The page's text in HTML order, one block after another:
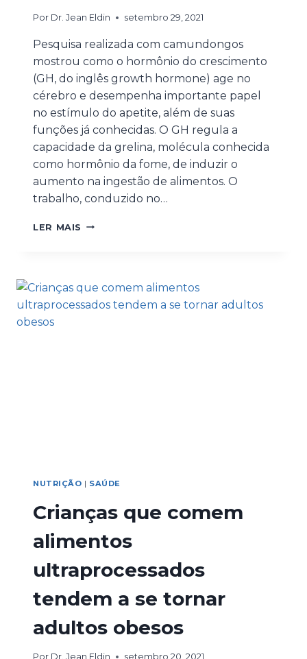
Por Dr. Jean Eldin setembro 29, 2021
Pesquisa realizada com camundongos
mostrou como o hormônio do crescimento
(GH, do inglês growth hormone) age no
cérebro e desempenha importante papel
no estímulo do apetite, além de suas
funções já conhecidas. O GH regula a
capacidade da grelina, molécula conhecida
como hormônio da fome, de induzir o
aumento na ingestão de alimentos. O
trabalho, conduzido no…
LER MAIS
NUTRIÇÃO | SAÚDE
Crianças que comem
alimentos
ultraprocessados
tendem a se tornar
adultos obesos
Por Dr. Jean Eldin setembro 20, 2021